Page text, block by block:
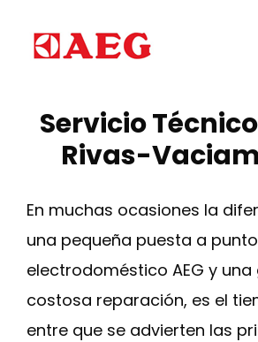
Servicio Técnico
Rivas-
En muchas ocasiones la
una pequeña puesta a
electrodoméstico AEG y una
costosa reparación, es el
entre que se advierten las